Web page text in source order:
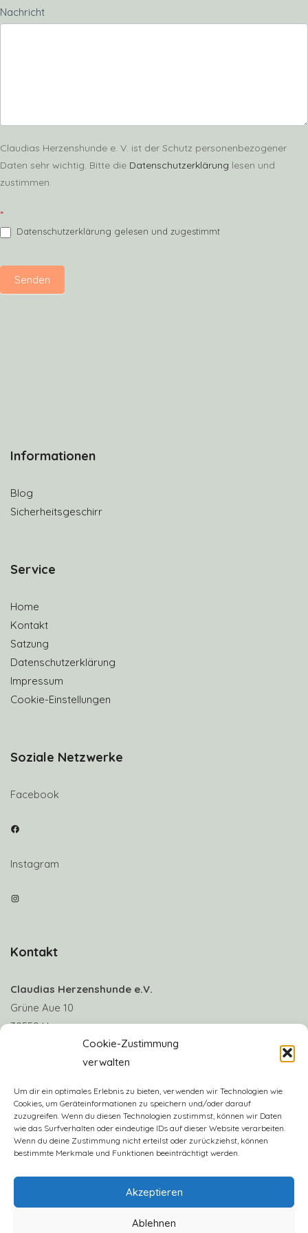
Cookie-Zustimmung
verwalten
Um dir ein optimales Erlebnis zu bieten, verwenden wir Technologien wie
Cookies, um Geräteinformationen zu speichern und/oder darauf
zuzugreifen. Wenn du diesen Technologien zustimmst, können wir Daten
wie das Surfverhalten oder eindeutige IDs auf dieser Website verarbeiten.
Wenn du deine Zustimmung nicht erteilst oder zurückziehst, können
bestimmte Merkmale und Funktionen beeinträchtigt werden.
Akzeptieren
Ablehnen
Nachricht
Claudias Herzenshunde e. V. ist der Schutz personenbezogener
Daten sehr wichtig. Bitte die Datenschutzerklärung lesen und
zustimmen.
*
Datenschutzerklärung gelesen und zugestimmt
Senden
Informationen
Blog
Sicherheitsgeschirr
Service
Home
Kontakt
Satzung
Datenschutzerklärung
Impressum
Cookie-Einstellungen
Soziale Netzwerke
Facebook
Facebook
Instagram
Instagram
Kontakt
Claudias Herzenshunde e.V.
Grüne Aue 10
30559 Hannover
Telefon: +49 170 8063922
Vereinskonto: Deutsche Skatbank
IBAN: DE57 8306 5408 0005 3406 16
BIC: GENODEF1SLR